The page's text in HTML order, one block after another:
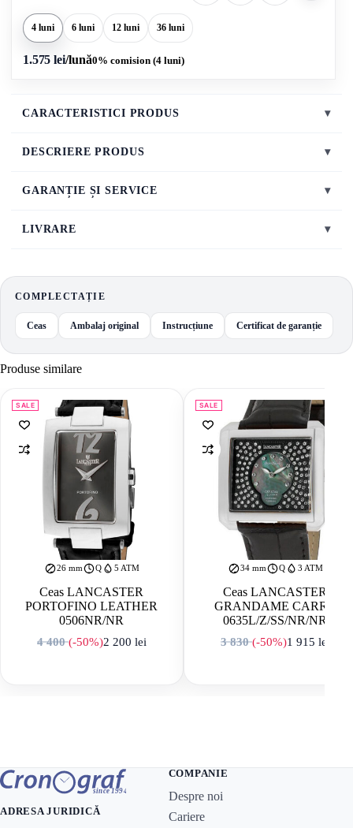
4 luni 6 luni 12 luni 36 luni
1.575 lei/lună0% comision (4 luni)
CARACTERISTICI PRODUS ▾
DESCRIERE PRODUS ▾
GARANȚIE ȘI SERVICE ▾
LIVRARE ▾
COMPLECTAȚIE
Ceas Ambalaj original Instrucțiune Certificat de garanție
Produse similare
SALE
26 mm Q 5 ATM
Ceas LANCASTER
PORTOFINO LEATHER
0506NR/NR
4 400(-50%)
Prețul inițial a fost: 4 400 lei.
2 200 lei
Prețul curent este: 2 200 lei.
SALE
34 mm Q 3 ATM
Ceas LANCASTER
GRANDAME CARRE
0635L/Z/SS/NR/NR
3 830(-50%)
Prețul inițial a
1 915 lei
Prețul curent
ADRESA JURIDICĂ
COMPANIE
Despre noi
Cariere